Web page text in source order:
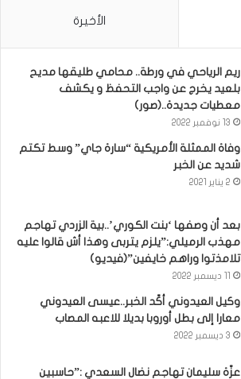
الأخيرة
ريم الرياحي في ورطة.. محامي طليقها مديح
بلعيد يخرج عن واجب التحفظ و يكشف
معطيات جديدة..(صور)
13 نوفمبر 2022
وفاة الممثلة الأمريكية “سارة جاي” وسط تكتم
شديد عن الخبر
2 يناير 2021
بعد أن وصفها ‘بنت الكوري’..بية الزردي تهاجم
مهذب الرميلي:”يلزم يتربى وهذا أش قالوا عليه
تلامذتوا وراهم خايفين”(فيديو)
وكيل العيدوني أكّد الخبر..عيسى العيدوني
معارا إلى بطل أوروبا بديلا للاعبه المصاب
3 ديسمبر 2022
عزّة سليمان تهاجم نضال السعدي :”حاسبين